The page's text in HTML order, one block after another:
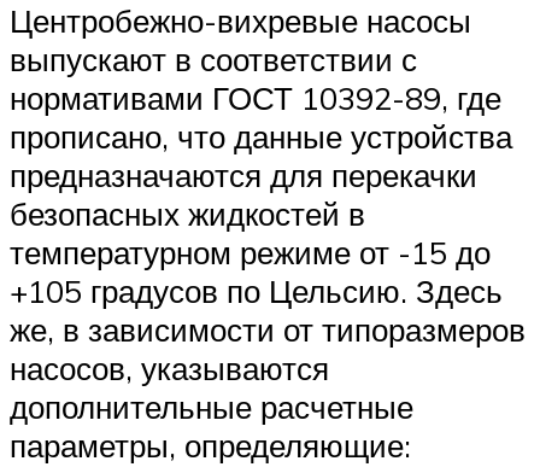
Центробежно-вихревые насосы
выпускают в соответствии с
нормативами ГОСТ 10392-89, где
прописано, что данные устройства
предназначаются для перекачки
безопасных жидкостей в
температурном режиме от -15 до
+105 градусов по Цельсию. Здесь
же, в зависимости от типоразмеров
насосов, указываются
дополнительные расчетные
параметры, определяющие: